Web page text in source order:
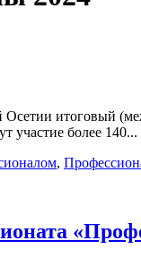
итоговый
участие более 140...
,